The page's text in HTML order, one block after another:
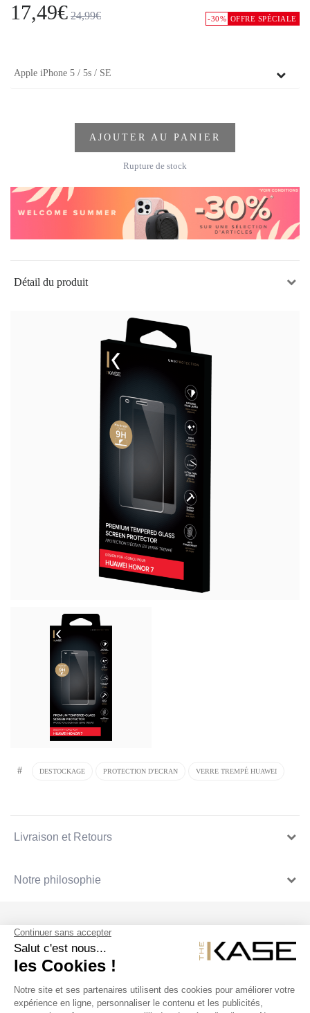
-30% OFFRE SPÉCIALE
17,49€ 24,99€
AJOUTER AU PANIER
Rupture de stock
Détail du produit
# DESTOCKAGE PROTECTION D'ECRAN VERRE TREMPÉ HUAWEI
Livraison et Retours
Notre philosophie